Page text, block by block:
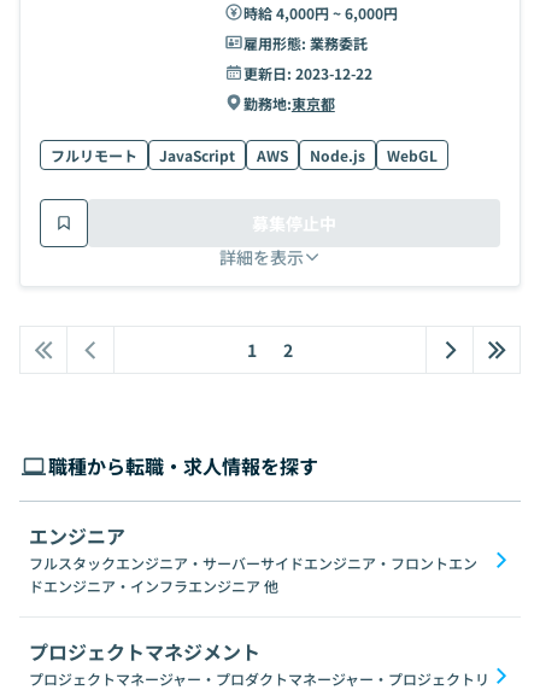
時給 4,000円 ~ 6,000円
雇用形態: 業務委託
更新日: 2023-12-22
勤務地:東京都
フルリモート JavaScript AWS Node.js WebGL
詳細を表示
募集停止中
1 2
職種から転職・求人情報を探す
エンジニア
フルスタックエンジニア・サーバーサイドエンジニア・フロントエン
ドエンジニア・インフラエンジニア 他
プロジェクトマネジメント
プロジェクトマネージャー・プロダクトマネージャー・プロジェクトリ